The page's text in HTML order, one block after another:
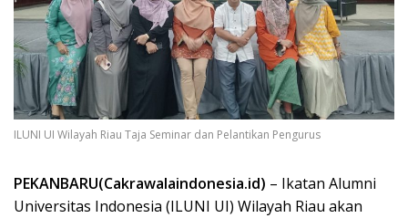
ILUNI UI Wilayah Riau Taja Seminar dan Pelantikan Pengurus
PEKANBARU(Cakrawalaindonesia.id) – Ikatan Alumni
Universitas Indonesia (ILUNI UI) Wilayah Riau akan